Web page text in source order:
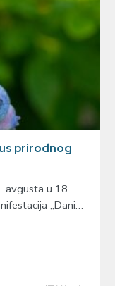
prirodnog
avgusta u 18
„Dani…